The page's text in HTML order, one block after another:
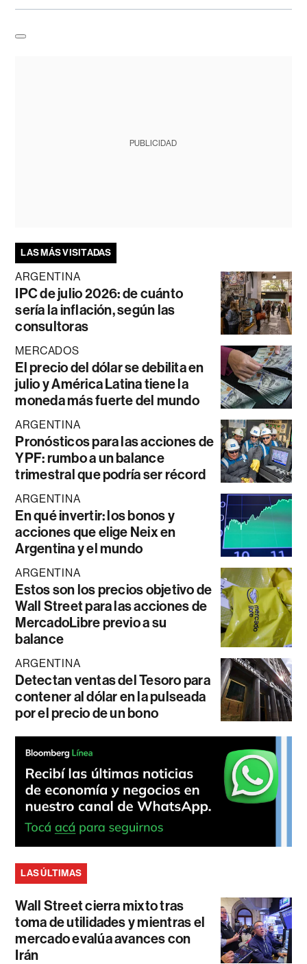
PUBLICIDAD
LAS MÁS VISITADAS
ARGENTINA
IPC de julio 2026: de cuánto
sería la inflación, según las
consultoras
MERCADOS
El precio del dólar se debilita en
julio y América Latina tiene la
moneda más fuerte del mundo
ARGENTINA
Pronósticos para las acciones de
YPF: rumbo a un balance
trimestral que podría ser récord
ARGENTINA
En qué invertir: los bonos y
acciones que elige Neix en
Argentina y el mundo
ARGENTINA
Estos son los precios objetivo de
Wall Street para las acciones de
MercadoLibre previo a su
balance
ARGENTINA
Detectan ventas del Tesoro para
contener al dólar en la pulseada
por el precio de un bono
LAS ÚLTIMAS
Wall Street cierra mixto tras
toma de utilidades y mientras el
mercado evalúa avances con
Irán